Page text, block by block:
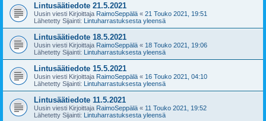
Lintusäätiedote 21.5.2021
Uusin viesti Kirjoittaja RaimoSeppälä « 21 Touko 2021, 19:51
Lähetetty Sijainti: Lintuharrastuksesta yleensä
Lintusäätiedote 18.5.2021
Uusin viesti Kirjoittaja RaimoSeppälä « 18 Touko 2021, 19:06
Lähetetty Sijainti: Lintuharrastuksesta yleensä
Lintusäätiedote 15.5.2021
Uusin viesti Kirjoittaja RaimoSeppälä « 16 Touko 2021, 04:10
Lähetetty Sijainti: Lintuharrastuksesta yleensä
Lintusäätiedote 11.5.2021
Uusin viesti Kirjoittaja RaimoSeppälä « 11 Touko 2021, 19:52
Lähetetty Sijainti: Lintuharrastuksesta yleensä